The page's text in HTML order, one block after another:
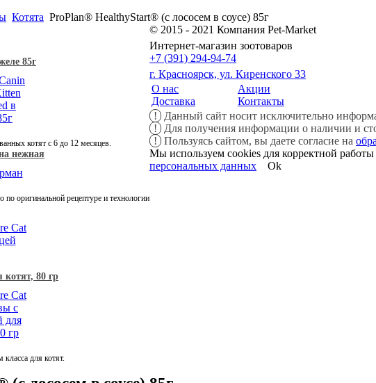
Котята ProPlan® HealthyStart® (с лососем в соусе) 85г
85г
котят с 6 до 12 месяцев.
нежная
оригинальной рецептуре и технологии
котят, 80 гр
для котят.
© 2015 - 2021 Компания Pet-Market
Интернет-магазин зоотоваров
+7 (391) 294-94-74
г. Красноярск, ул. Киренского 33
О нас
Доставка
Акции
Контакты
!
Данный сайт носит исключительно
!
Для получения информации о наличии и
!
Пользуясь сайтом, вы даете согласие на
Мы используем cookies для корректной работы
персональных данных
Ok